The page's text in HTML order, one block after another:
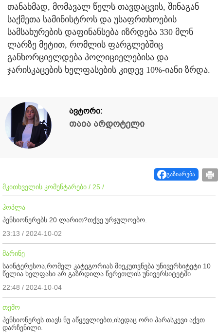
თანახმად, მომავალ წელს თავდაცვის, შინაგან
საქმეთა სამინისტროს და უსაფრთხოების
სამსახურების დაფინანსება იზრდება 330 მლნ
ლარზე მეტით, რომლის ფარგლებშიც
განხორციელდება პოლიციელებისა და
ჯარისკაცების ხელფასების კიდევ 10%-იანი ზრდა.
ავტორი:
თაია არდოტელი
გაზიარება
მკითხველის კომენტარები / 25 /
ჰოპლა
პენსიონერებს 20 ლარით?თქვე ურჯულოებო.
23:13 / 2024-10-02
მარინე
საინტერესოა,რომელ კატეგორიას მიეკუთვნება უნივერსიტეტი 10
წელია ხელფასი არ გაზრდილა წერეთლის უნივერსიტეტში
22:48 / 2024-10-04
თემო
პენსიონერეს თავს ნუ აწყევლიებთ,ისედაც ორი პარასკევი აქვთ
დარჩენილი.